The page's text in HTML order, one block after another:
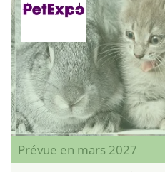
Prévue en mars 2027